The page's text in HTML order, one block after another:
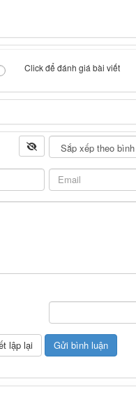
Click để đánh giá bài viết